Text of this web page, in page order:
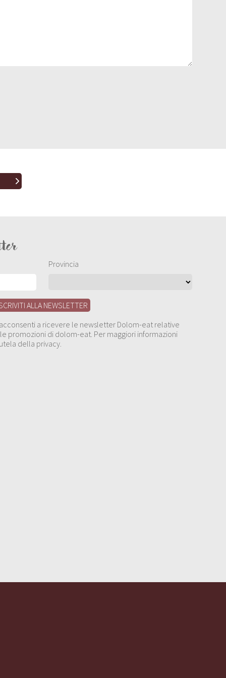
Provincia
a ricevere le newsletter Dolom-eat relative
promozioni di dolom-eat. Per maggiori informazioni
della privacy.